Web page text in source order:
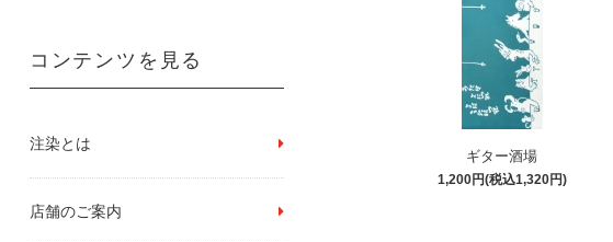
ギター酒場
1,200円(税込1,320円)
コンテンツを見る
注染とは
店舗のご案内